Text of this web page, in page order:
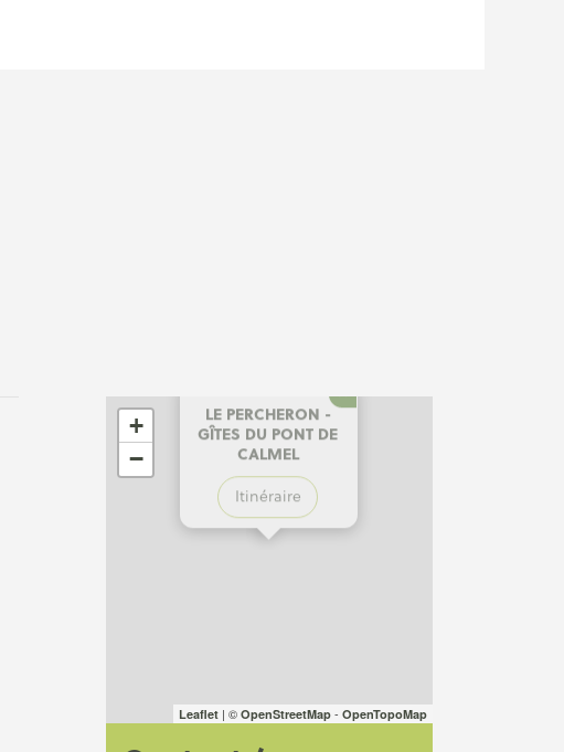
LE PERCHERON -
GÎTES DU PONT DE
CALMEL
Itinéraire
×
+
−
Leaflet| © OpenStreetMap- OpenTopoMap